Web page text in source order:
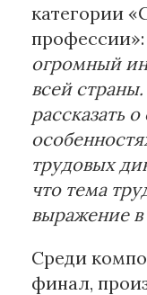
категории
профессии»:
огромный
всей
рассказать
трудовых
что тема
выражение в
Среди
финал,